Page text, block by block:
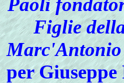
Figlie
Marc'Antonio
per